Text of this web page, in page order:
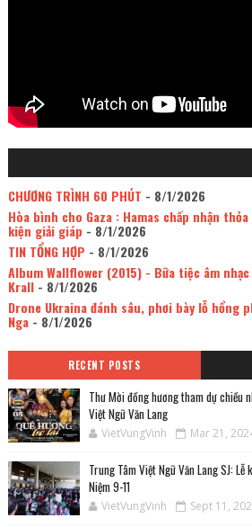
CHƯƠNG TRÌNH 60 PHÚT - 8/1/2026
Hòa bình cho Gaza : Hamas chấp nhận
kiện giải giáp - 8/1/2026
TIN TỔNG HỢP - 8/1/2026
Album Wallflower (2015) - Bữa tiệc âm nhạc
Krall- 8/1/2026
Drone Ukraina đánh sâu, phơi bày lỗ hổng
Nga- 8/1/2026
RECENT POSTS
Thư Mời đồng hương tham dự chiều
Việt Ngữ Văn Lang
VietVungVinh Mar 21,
Trung Tâm Việt Ngữ Văn Lang SJ:
Niệm 9-11
VietVungVinh Sept 11,